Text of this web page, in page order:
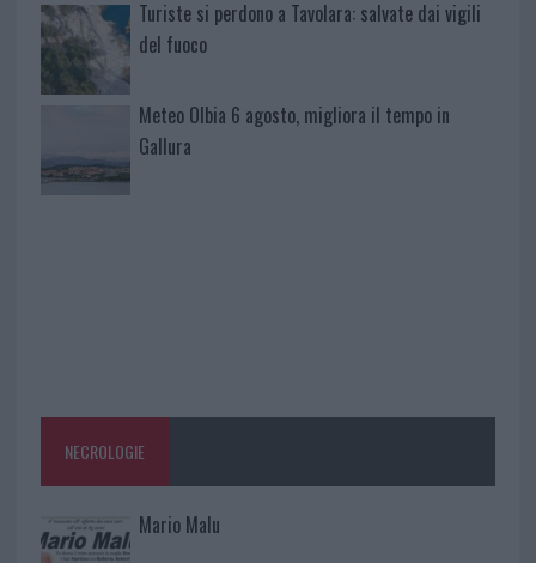
Turiste si perdono a Tavolara: salvate dai vigili
del fuoco
Meteo Olbia 6 agosto, migliora il tempo in
Gallura
NECROLOGIE
Mario Malu